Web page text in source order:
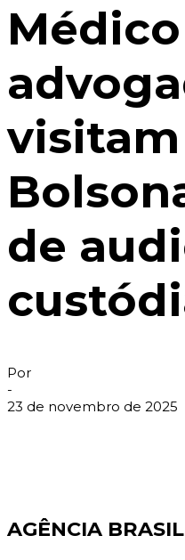
visitam
de
Por
-
23 de novembro de 2025
AGÊNCIA BRASIL